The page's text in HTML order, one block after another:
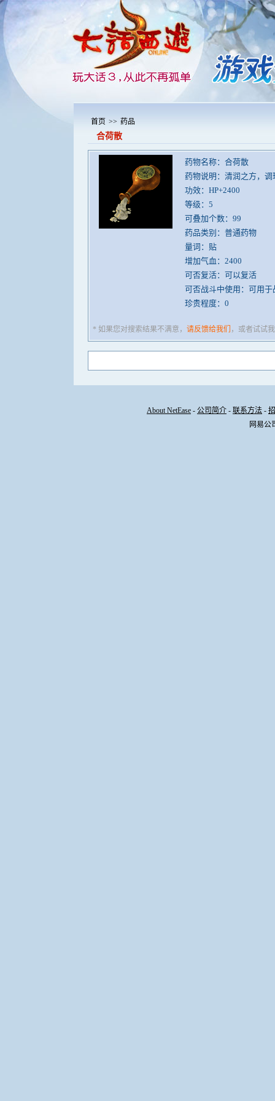
首页 >> 药品
合荷散
药物名称：合荷散
药物说明：清润之方，调
功效：HP+2400
等级：5
可叠加个数：99
药品类别：普通药物
量词：贴
增加气血：2400
可否复活：可以复活
可否战斗中使用：可用于
珍贵程度：0
* 如果您对搜索结果不满意， 请反馈给我们 ，或者试试
About NetEase - 公司简介 - 联系方法 -
网易公